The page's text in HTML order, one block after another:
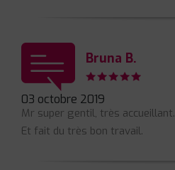
Bruna B.
03 octobre 2019
Mr super gentil, très accueillant.
Et fait du très bon travail.